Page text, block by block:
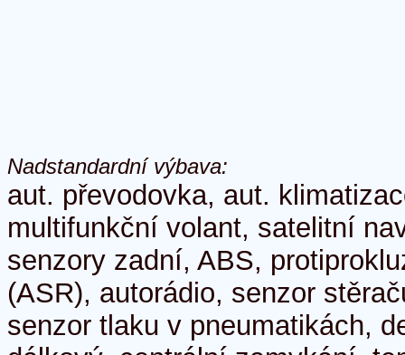
Nadstandardní výbava:
aut. převodovka, aut.
multifunkční volant, satelitní
senzory zadní, ABS,
(ASR), autorádio, senzor
senzor tlaku v pneumatikách,